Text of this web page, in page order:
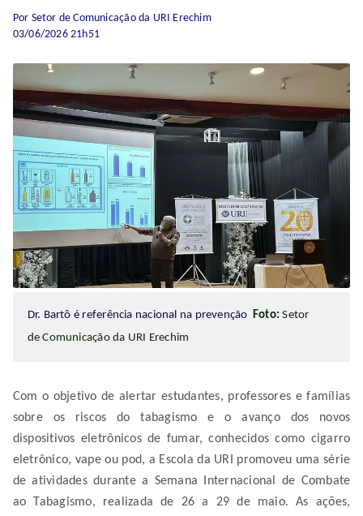
Por Setor de Comunicação da URI Erechim
03/06/2026 21h51
Dr. Bartô é referência nacional na prevençãoFoto: Setor
de Comunicação da URI Erechim
Com o objetivo de alertar estudantes, professores e famílias
sobre os riscos do tabagismo e o avanço dos novos
dispositivos eletrônicos de fumar, conhecidos como cigarro
eletrônico, vape ou pod, a Escola da URI promoveu uma série
de atividades durante a Semana Internacional de Combate
ao Tabagismo, realizada de 26 a 29 de maio. As ações,